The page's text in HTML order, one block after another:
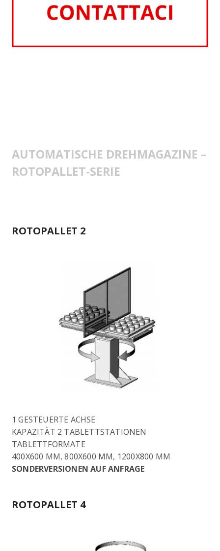
AUTOMATISCHE DREHMAGAZINE –
ROTOPALLET-SERIE
ROTOPALLET 2
1 GESTEUERTE ACHSE
KAPAZITÄT 2 TABLETTSTATIONEN
TABLETTFORMATE
400X600 MM, 800X600 MM, 1200X800 MM
SONDERVERSIONEN AUF ANFRAGE
ROTOPALLET 4